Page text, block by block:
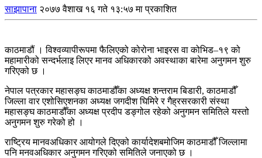
साझापाना २०७७ वैशाख १६ गते १३:५७ मा प्रकाशित
काठमाडौं । विश्वव्यापीरूपमा फैलिएको कोरोना भाइरस वा कोभिड–१९ को
महामारीको सन्दर्भलाइ लिएर मानव अधिकारको अवस्थाका बारेमा अनुगमन शुरु
गरिएको छ ।
नेपाल पत्रकार महासङ्घ काठमाडौँका अध्यक्ष शन्तराम बिडारी, काठमाडौँ
जिल्ला वार एशोसिएशनका अध्यक्ष जगदीश घिमिरे र गैह्रसरकारी संस्था
महासङ्घ काठमाडौँका अध्यक्ष प्रदीप डङ्गोल रहेको अनुगमन समितिले यस्तो
अनुगमन शुरु गरेको हो ।
राष्ट्रिय मानवअधिकार आयोगले दिएको कार्यादेशबमोजिम काठमाडौँ जिल्लामा
पनि मनवअधिकार अनुगमन गरिएको समितिले जनाएको छ ।